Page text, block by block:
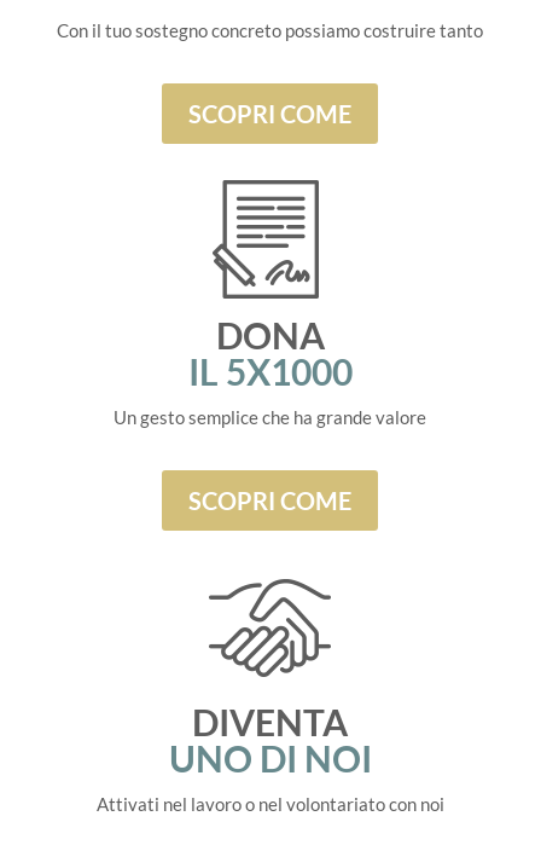
Con il tuo sostegno concreto possiamo costruire tanto
SCOPRI COME
DONA
IL 5X1000
Un gesto semplice che ha grande valore
SCOPRI COME
DIVENTA
UNO DI NOI
Attivati nel lavoro o nel volontariato con noi